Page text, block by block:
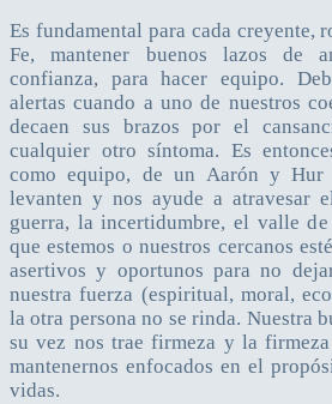
Es fundamental para cada creyente,
Fe, mantener buenos lazos de
confianza, para hacer equipo.
alertas cuando a uno de nuestros
decaen sus brazos por el
cualquier otro síntoma. Es
como equipo, de un Aarón y Hur
levanten y nos ayude a atravesar
guerra, la incertidumbre, el valle
que estemos o nuestros cercanos
asertivos y oportunos para no
nuestra fuerza (espiritual, moral,
la otra persona no se rinda. Nuestra
su vez nos trae firmeza y la
mantenernos enfocados en el
vidas.